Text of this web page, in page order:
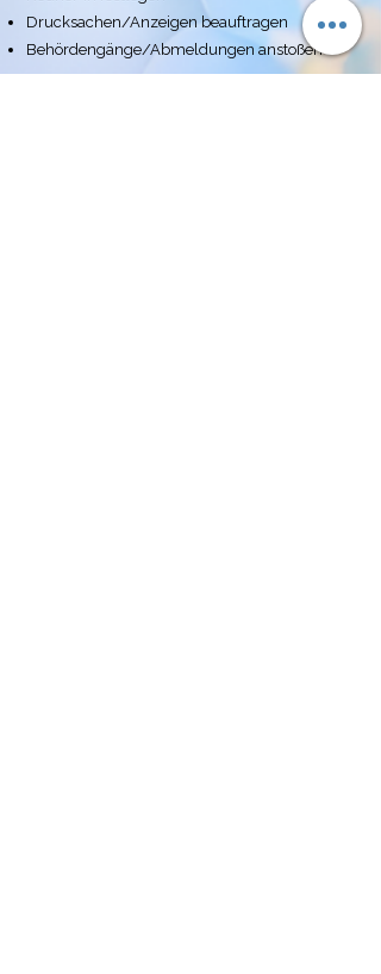
Drucksachen/Anzeigen beauftragen
Behördengänge/Abmeldungen anstoßen